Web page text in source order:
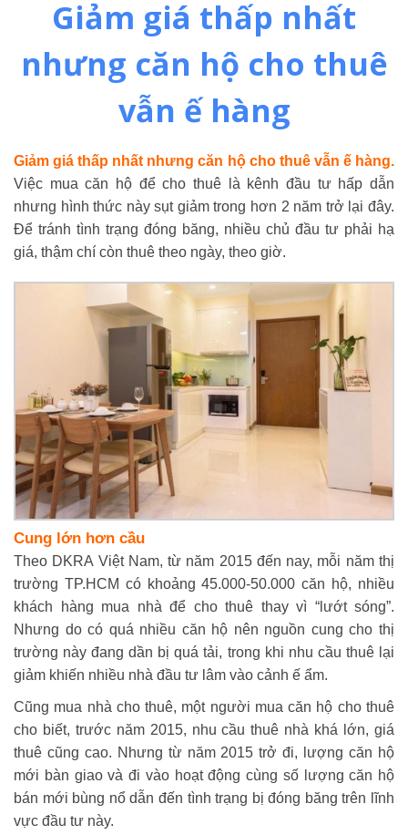
Giảm giá thấp nhất
nhưng căn hộ cho thuê
vẫn ế hàng
Giảm giá thấp nhất nhưng căn hộ cho thuê vẫn ế hàng.
Việc mua căn hộ để cho thuê là kênh đầu tư hấp dẫn
nhưng hình thức này sụt giảm trong hơn 2 năm trở lại đây.
Để tránh tình trạng đóng băng, nhiều chủ đầu tư phải hạ
giá, thậm chí còn thuê theo ngày, theo giờ.
Cung lớn hơn cầu
Theo DKRA Việt Nam, từ năm 2015 đến nay, mỗi năm thị
trường TP.HCM có khoảng 45.000-50.000 căn hộ, nhiều
khách hàng mua nhà để cho thuê thay vì “lướt sóng”.
Nhưng do có quá nhiều căn hộ nên nguồn cung cho thị
trường này đang dần bị quá tải, trong khi nhu cầu thuê lại
giảm khiến nhiều nhà đầu tư lâm vào cảnh ế ẩm.
Cũng mua nhà cho thuê, một người mua căn hộ cho thuê
cho biết, trước năm 2015, nhu cầu thuê nhà khá lớn, giá
thuê cũng cao. Nhưng từ năm 2015 trở đi, lượng căn hộ
mới bàn giao và đi vào hoạt động cùng số lượng căn hộ
bán mới bùng nổ dẫn đến tình trạng bị đóng băng trên lĩnh
vực đầu tư này.